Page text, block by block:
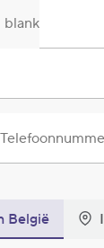
blank
België